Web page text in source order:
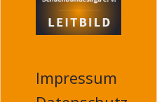
Impressum